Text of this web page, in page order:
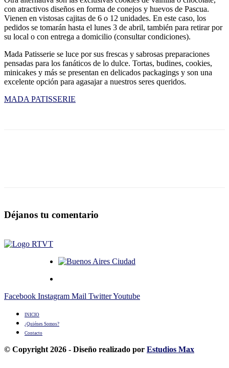
con atractivos diseños en forma de conejos y huevos de Pascua.
Vienen en vistosas cajitas de 6 o 12 unidades. En este caso, los
pedidos se tomarán hasta el lunes 3 de abril, también para retirar por
su local o con entrega a domicilio (consultar condiciones).
Mada Patisserie se luce por sus frescas y sabrosas preparaciones
pensadas para los fanáticos de lo dulce. Tortas, budines, cookies,
minicakes y más se presentan en delicados packagings y son una
excelente opción para agasajar a nuestros seres queridos.
MADA PATISSERIE
Déjanos tu comentario
Facebook Instagram Mail TwitterYoutube
INICIO
¿Quiénes Somos?
Contacto
© Copyright 2026 - Diseño realizado por Estudios Max